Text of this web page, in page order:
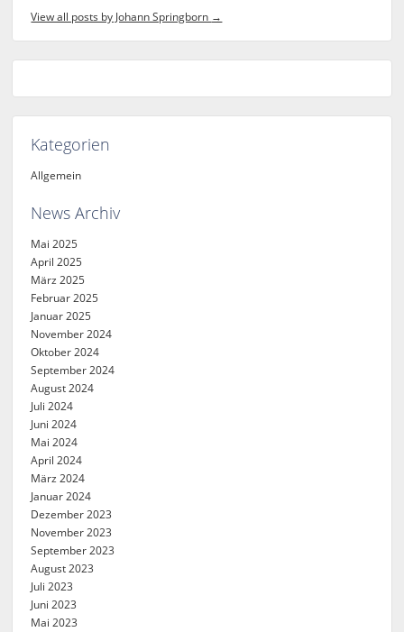
View all posts by Johann Springborn →
Kategorien
Allgemein
News Archiv
Mai 2025
April 2025
März 2025
Februar 2025
Januar 2025
November 2024
Oktober 2024
September 2024
August 2024
Juli 2024
Juni 2024
Mai 2024
April 2024
März 2024
Januar 2024
Dezember 2023
November 2023
September 2023
August 2023
Juli 2023
Juni 2023
Mai 2023